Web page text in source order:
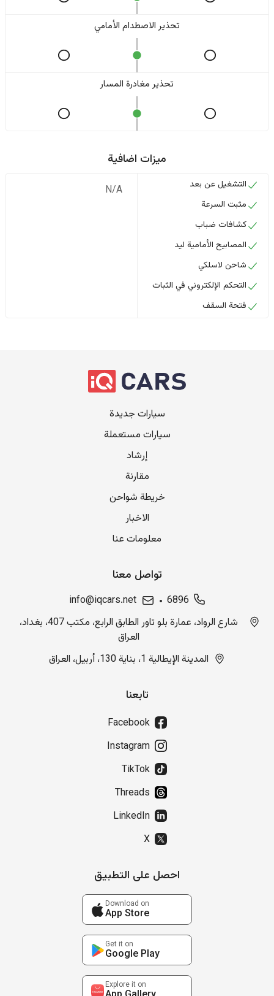
تحذير الاصطدام الأمامي
تحذير مغادرة المسار
ميزات اضافية
التشغيل عن بعد
مثبت السرعة
كشافات ضباب
المصابيح الأمامية ليد
شاحن لاسلكي
التحكم الإلكتروني في الثبات
فتحة السقف
N/A
سيارات جديدة
سيارات مستعملة
إرشاد
مقارنة
خريطة شواحن
الاخبار
معلومات عنا
تواصل معنا
6896
info@iqcars.net
شارع الرواد، عمارة بلو تاور الطابق الرابع، مكتب 407، بغداد،
العراق
المدينة الإيطالية 1، بناية 130، أربيل، العراق
تابعنا
Facebook
Instagram
TikTok
Threads
LinkedIn
X
احصل على التطبيق
Download on
App Store
Get it on
Google Play
Explore it on